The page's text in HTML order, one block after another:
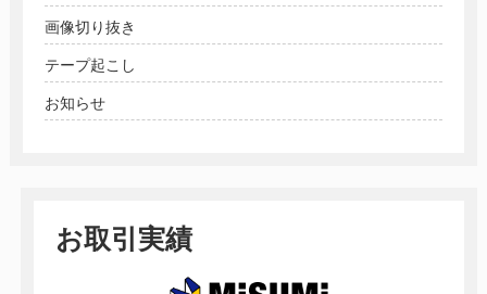
画像切り抜き
テープ起こし
お知らせ
お取引実績